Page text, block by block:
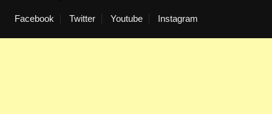
Facebook Twitter Youtube Instagram